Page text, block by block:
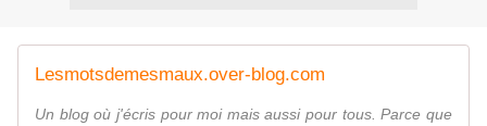
Lesmotsdemesmaux.over-blog.com
Un blog où j'écris pour moi mais aussi pour tous. Parce que